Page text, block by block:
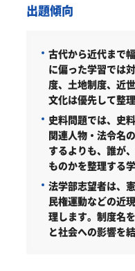
出題傾向
古代から近代まで
に偏った学習では
度、土地制度、近
文化は優先して整理
史料問題では、史
関連人物・法令名
するよりも、誰が
ものかを整理する
法学部志望者は、
民権運動などの近
理します。制度名
と社会への影響を